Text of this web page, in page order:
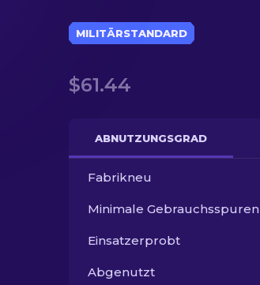
MILITÄRSTANDARD
$61.44
ABNUTZUNGSGRAD
Fabrikneu
Minimale Gebrauchsspuren
Einsatzerprobt
Abgenutzt